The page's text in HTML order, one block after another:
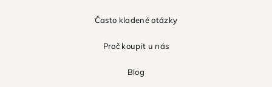
Často kladené otázky
Proč koupit u nás
Blog